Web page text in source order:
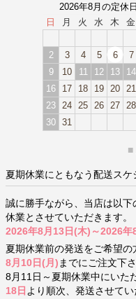
2026年8月の定休日
日
月 火 水 木 金
2
3 4 5 6 7
9
10 11 12 13 14
16
17 18 19 20 21
23
24 25 26 27 28
30 31
■
夏期休業にともなう配送スケ
誠に勝手ながら、当店は以下
休業とさせていただきます。
2026年8月13日(木)～2026年
夏期休業前の発送をご希望の
8月10日(月) までにご注文下
8月11日～夏期休業中にいた
18日 より順次、発送させてい